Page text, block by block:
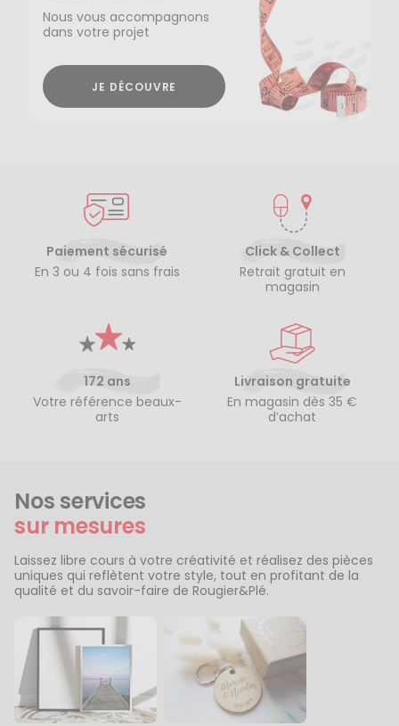
Nous vous accompagnons
dans votre projet
JE DÉCOUVRE
Paiement sécurisé
En 3 ou 4 fois sans frais
Click & Collect
Retrait gratuit en
magasin
172 ans
Votre référence beaux-
arts
Livraison gratuite
En magasin dès 35 €
d’achat
Nos services
sur mesures
Laissez libre cours à votre créativité et réalisez des pièces
uniques qui reflètent votre style, tout en profitant de la
qualité et du savoir-faire de Rougier&Plé.